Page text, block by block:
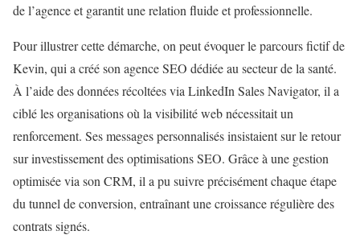
de l’agence et garantit une relation fluide et professionnelle.
Pour illustrer cette démarche, on peut évoquer le parcours fictif de
Kevin, qui a créé son agence SEO dédiée au secteur de la santé.
À l’aide des données récoltées via LinkedIn Sales Navigator, il a
ciblé les organisations où la visibilité web nécessitait un
renforcement. Ses messages personnalisés insistaient sur le retour
sur investissement des optimisations SEO. Grâce à une gestion
optimisée via son CRM, il a pu suivre précisément chaque étape
du tunnel de conversion, entraînant une croissance régulière des
contrats signés.